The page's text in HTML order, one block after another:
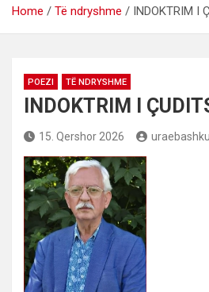
Home Të ndryshme INDOKTRIM I
POEZI TË NDRYSHME
INDOKTRIM I
15. Qershor 2026